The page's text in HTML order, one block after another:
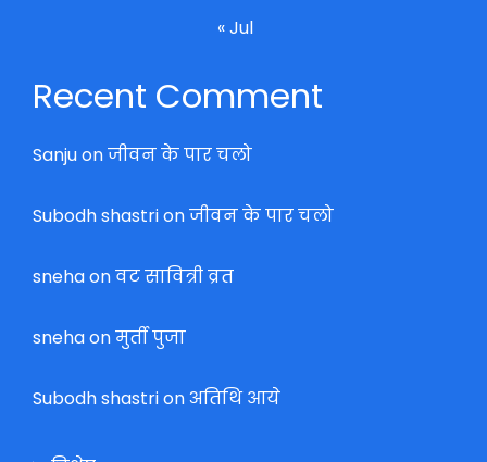
« Jul
Recent Comment
Sanjuonजीवन के पार चलो
Subodh shastrionजीवन के पार चलो
snehaonवट सावित्री व्रत
snehaonमुर्ती पुजा
Subodh shastrionअतिथि आये